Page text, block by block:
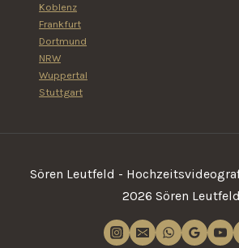
Koblenz
Frankfurt
Dortmund
NRW
Wuppertal
Stuttgart
Sören Leutfeld -
2026 Sören Leutfeld